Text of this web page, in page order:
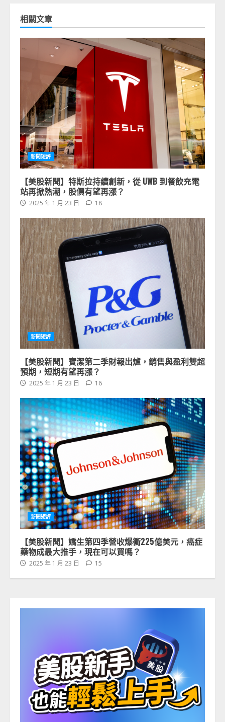
相關文章
新聞短評
【美股新聞】特斯拉持續創新，從 UWB 到餐飲充電
站再掀熱潮，股價有望再漲？
2025 年 1 月 23 日 18
新聞短評
【美股新聞】寶潔第二季財報出爐，銷售與盈利雙超
預期，短期有望再漲？
2025 年 1 月 23 日 16
新聞短評
【美股新聞】嬌生第四季營收爆衝225億美元，癌症
藥物成最大推手，現在可以買嗎？
2025 年 1 月 23 日 15